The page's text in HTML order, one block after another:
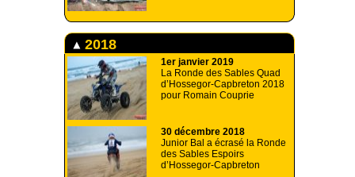
2018
1er janvier 2019
La Ronde des Sables Quad
d’Hossegor-Capbreton 2018
pour Romain Couprie
30 décembre 2018
Junior Bal a écrasé la Ronde
des Sables Espoirs
d’Hossegor-Capbreton